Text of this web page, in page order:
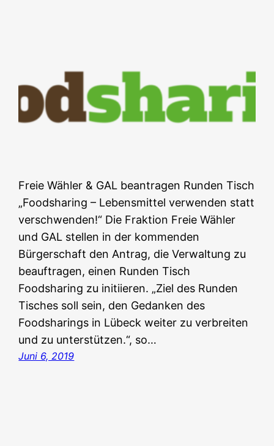
Freie Wähler & GAL beantragen Runden Tisch
„Foodsharing – Lebensmittel verwenden statt
verschwenden!“ Die Fraktion Freie Wähler
und GAL stellen in der kommenden
Bürgerschaft den Antrag, die Verwaltung zu
beauftragen, einen Runden Tisch
Foodsharing zu initiieren. „Ziel des Runden
Tisches soll sein, den Gedanken des
Foodsharings in Lübeck weiter zu verbreiten
und zu unterstützen.“, so…
Juni 6, 2019